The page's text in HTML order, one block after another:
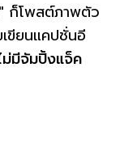
ก็โพสต์ภาพตัว
ขียนแคปชั่นอี
ม่มีจัมปิ้งแจ็ค